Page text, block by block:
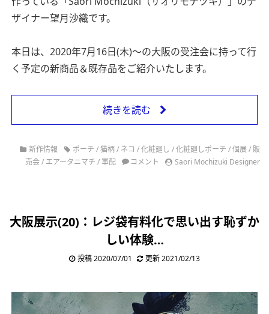
ザイナー望月沙織です。
本日は、2020年7月16日(木)〜の大阪の受注会に持って行
く予定の新商品＆既存品をご紹介いたします。
続きを読む
新作情報 ポーチ /猫柄/ ネコ /化粧廻し /化粧廻しポーチ /個展/ 販
売会/ エアータニマチ / 軍配 コメント Saori Mochizuki Designer
大阪展示(20)：レジ袋有料化で思い出す恥ずか
しい体験…
投稿 2020/07/01 更新 2021/02/13